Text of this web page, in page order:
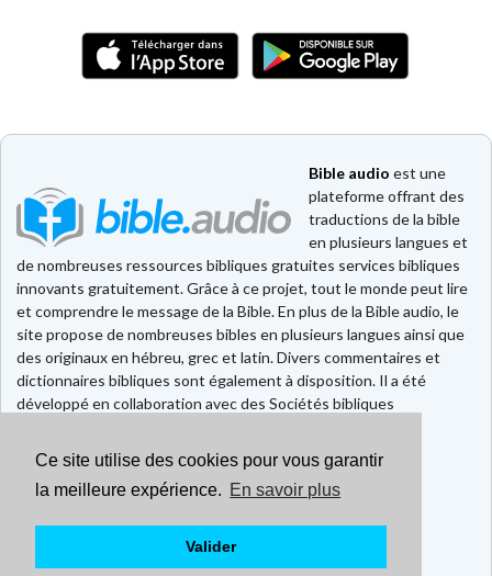
Ce site utilise des cookies pour vous garantir
la meilleure expérience. En savoir plus
Valider
Bible audio est une
plateforme offrant des
traductions de la bible
en plusieurs langues et
de nombreuses ressources bibliques gratuites services bibliques
innovants gratuitement. Grâce à ce projet, tout le monde peut lire
et comprendre le message de la Bible. En plus de la Bible audio, le
site propose de nombreuses bibles en plusieurs langues ainsi que
des originaux en hébreu, grec et latin. Divers commentaires et
dictionnaires bibliques sont également à disposition. Il a été
développé en collaboration avec des Sociétés bibliques
Faire un don
Contact